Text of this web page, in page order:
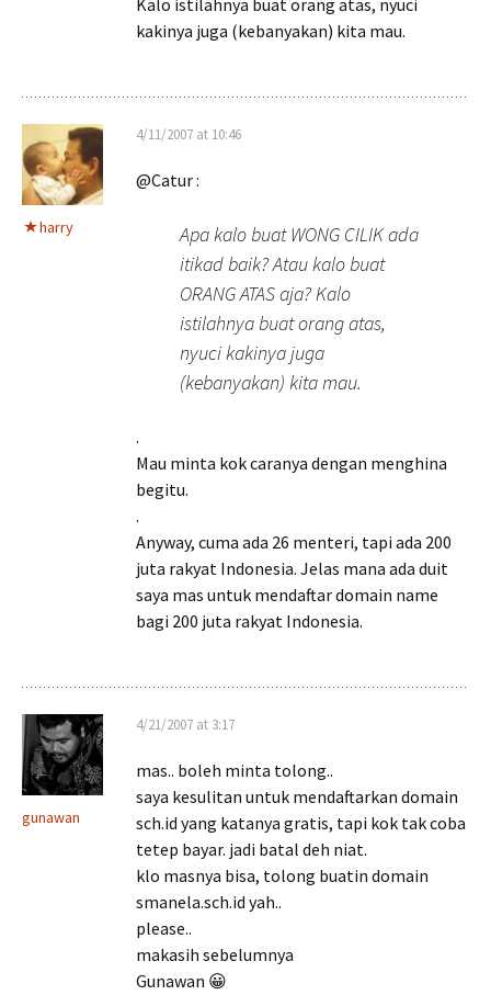
Kalo istilahnya buat orang atas, nyuci
kakinya juga (kebanyakan) kita mau.
harry
4/11/2007 at 10:46
@Catur :
Apa kalo buat WONG CILIK ada
itikad baik? Atau kalo buat
ORANG ATAS aja? Kalo
istilahnya buat orang atas,
nyuci kakinya juga
(kebanyakan) kita mau.
.
Mau minta kok caranya dengan menghina
begitu.
.
Anyway, cuma ada 26 menteri, tapi ada 200
juta rakyat Indonesia. Jelas mana ada duit
saya mas untuk mendaftar domain name
bagi 200 juta rakyat Indonesia.
gunawan
4/21/2007 at 3:17
mas.. boleh minta tolong..
saya kesulitan untuk mendaftarkan domain
sch.id yang katanya gratis, tapi kok tak coba
tetep bayar. jadi batal deh niat.
klo masnya bisa, tolong buatin domain
smanela.sch.id yah..
please..
makasih sebelumnya
Gunawan 😀